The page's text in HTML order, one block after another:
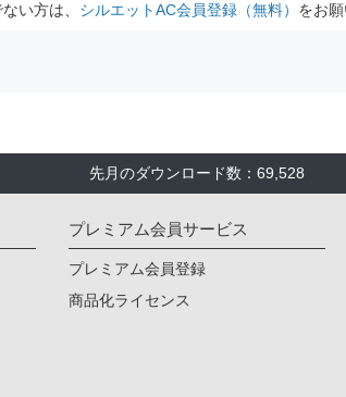
い方は、 シルエットAC会員登録（無料） をお願
先月のダウンロード数：69,528
プレミアム会員サービス
プレミアム会員登録
商品化ライセンス